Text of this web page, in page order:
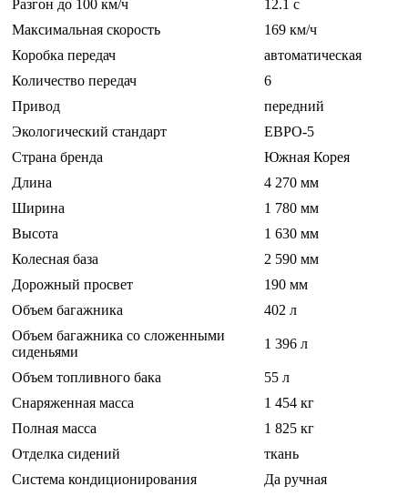
Разгон до 100 км/ч
12.1 c
Максимальная скорость
169 км/ч
Коробка передач
автоматическая
Количество передач
6
Привод
передний
Экологический стандарт
ЕВРО-5
Страна бренда
Южная Корея
Длина
4 270 мм
Ширина
1 780 мм
Высота
1 630 мм
Колесная база
2 590 мм
Дорожный просвет
190 мм
Объем багажника
402 л
Объем багажника со сложенными
сиденьями
1 396 л
Объем топливного бака
55 л
Снаряженная масса
1 454 кг
Полная масса
1 825 кг
Отделка сидений
ткань
Система кондиционирования
Да ручная